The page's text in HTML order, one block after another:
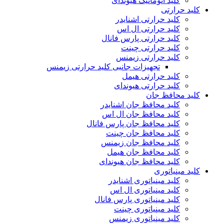
کلید حرارتی
کلید حرارتی اشنایدر
کلید حرارتی ال اس
کلید حرارتی پارس فانال
کلید حرارتی چینت
کلید حرارتی زیمنس
تجهیزات جانبی کلید حرارتی زیمنس
کلید حرارتی هیمل
کلید حرارتی هیوندای
کلید محافظ جان
کلید محافظ جان اشنایدر
کلید محافظ جان ال اس
کلید محافظ جان پارس فانال
کلید محافظ جان چینت
کلید محافظ جان زیمنس
کلید محافظ جان هیمل
کلید محافظ جان هیوندای
کلید مینیاتوری
کلید مینیاتوری اشنایدر
کلید مینیاتوری ال اس
کلید مینیاتوری پارس فانال
کلید مینیاتوری چینت
کلید مینیاتوری زیمنس